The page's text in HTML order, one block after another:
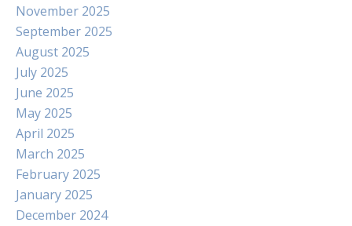
November 2025
September 2025
August 2025
July 2025
June 2025
May 2025
April 2025
March 2025
February 2025
January 2025
December 2024